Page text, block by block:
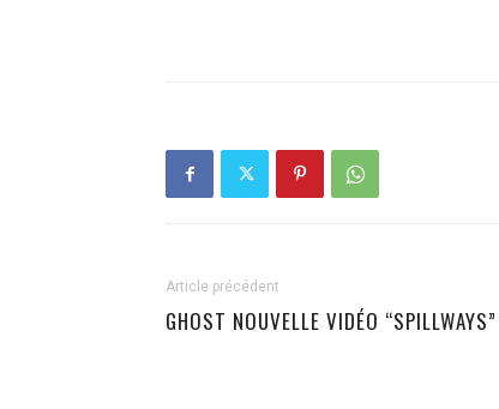
Article précédent
GHOST NOUVELLE VIDÉO “SPILLWAYS”